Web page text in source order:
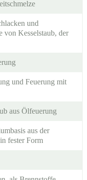
und
von Kesselstaub, der
und Feuerung mit
aus Ölfeuerung
aus der
fester Form